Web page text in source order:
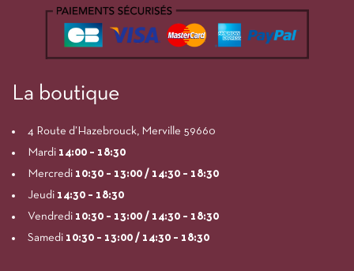
La boutique
4 Route d’Hazebrouck, Merville 59660
Mardi 14:00 – 18:30
Mercredi 10:30 – 13:00 / 14:30 – 18:30
Jeudi 14:30 – 18:30
Vendredi 10:30 – 13:00 / 14:30 – 18:30
Samedi 10:30 – 13:00 / 14:30 – 18:30